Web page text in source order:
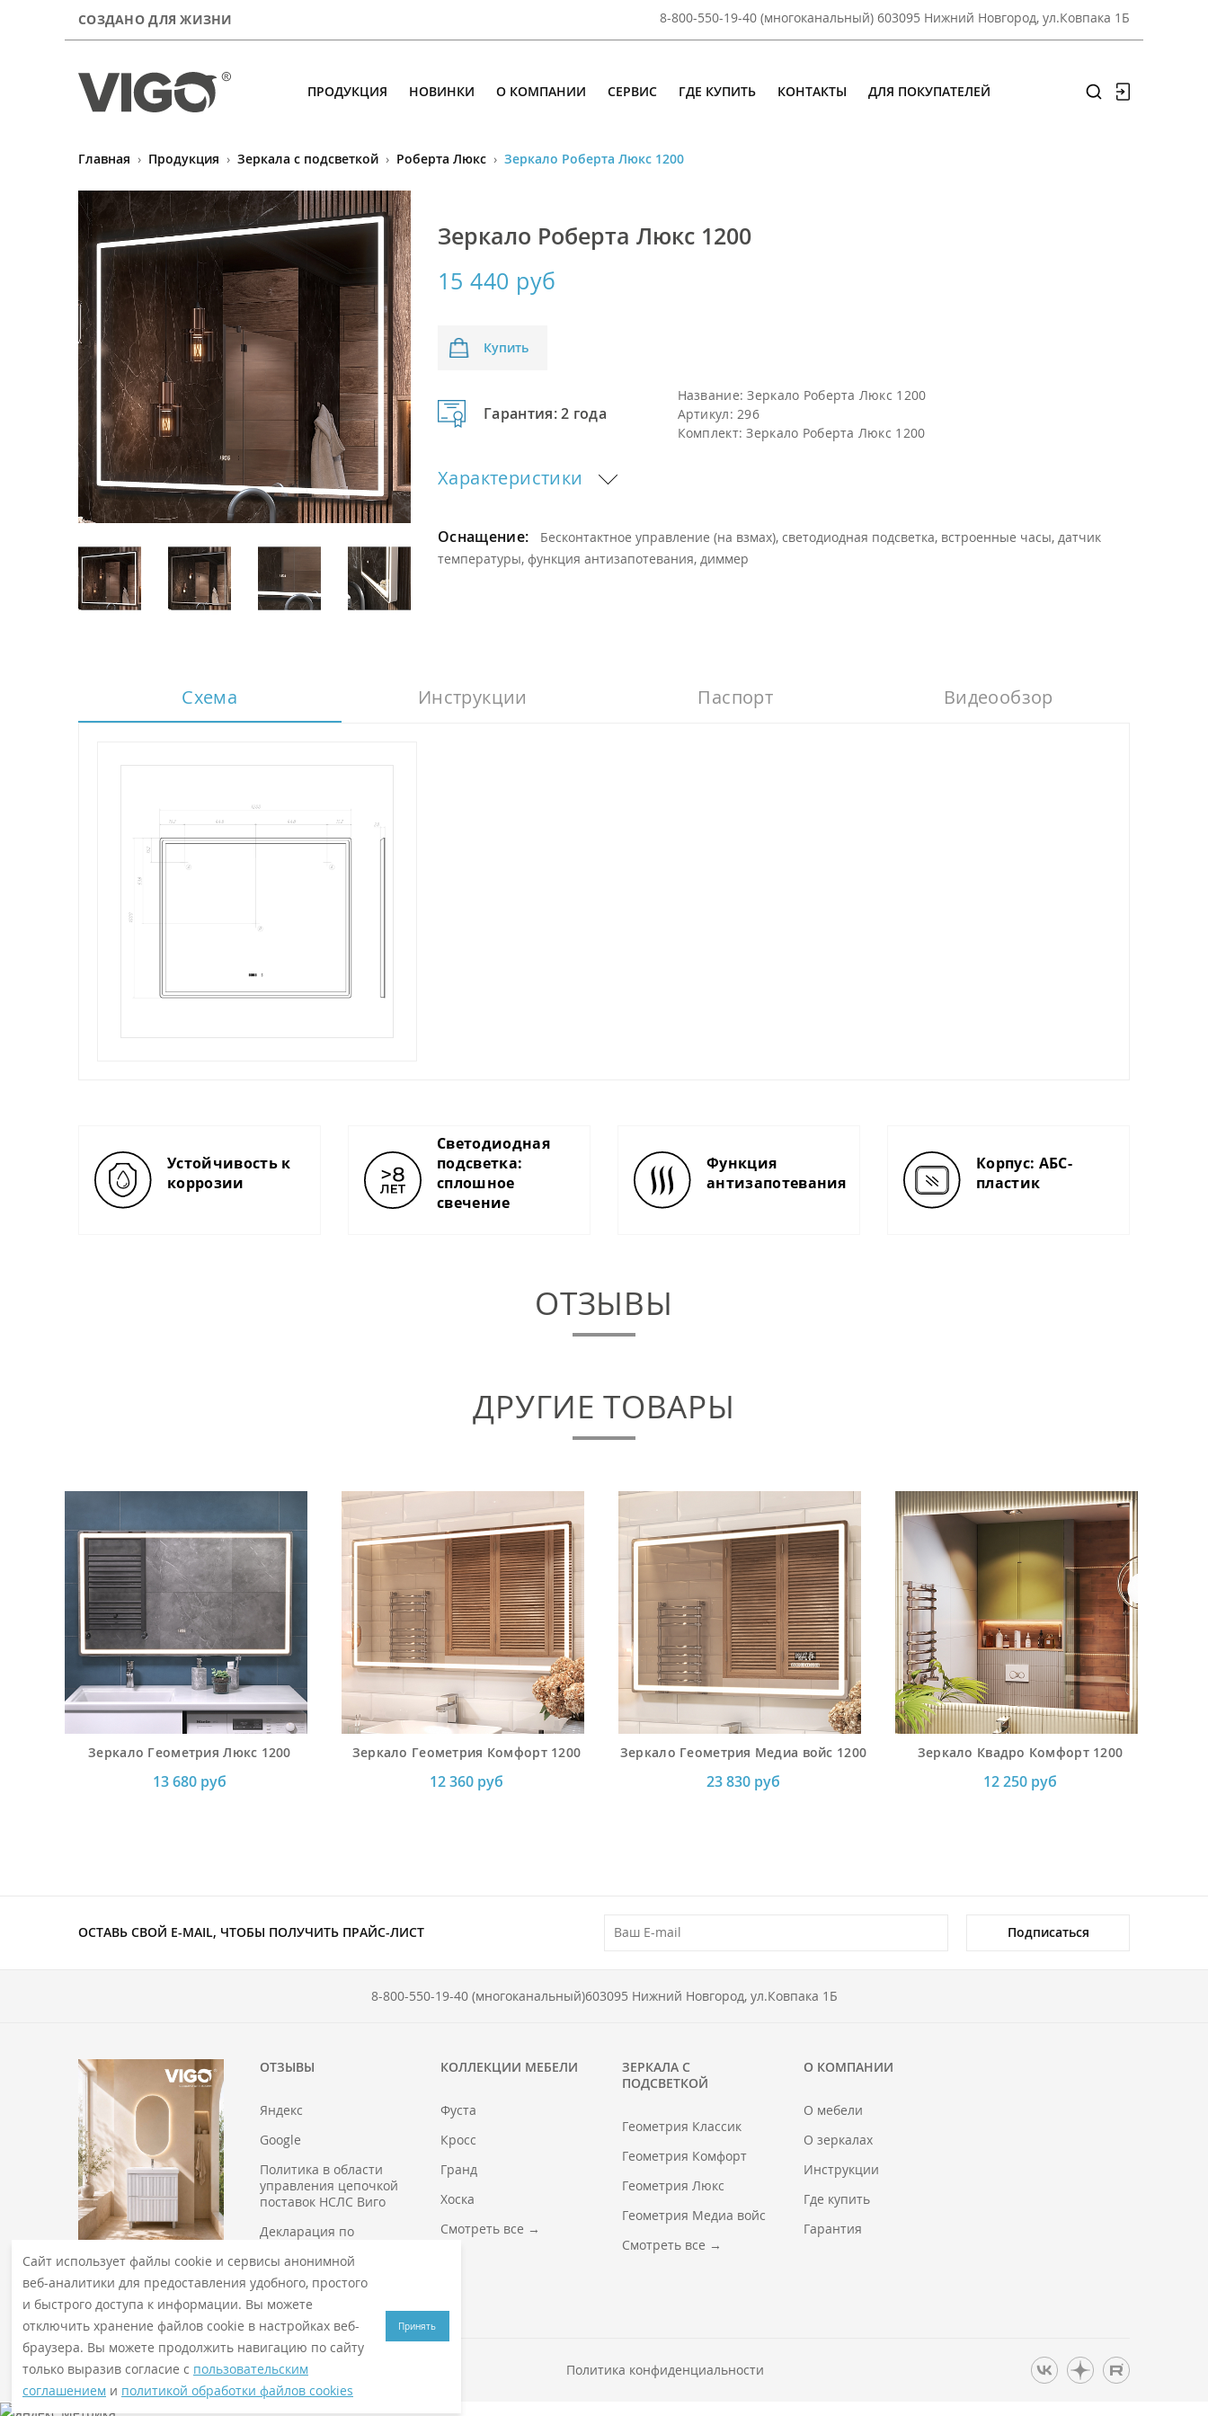
СОЗДАНО ДЛЯ ЖИЗНИ 8-800-550-19-40 (многоканальный) 603095 Нижний Новгород, ул.Ковпака 1Б
ПРОДУКЦИЯ НОВИНКИ О КОМПАНИИ СЕРВИС ГДЕ КУПИТЬ КОНТАКТЫ ДЛЯ ПОКУПАТЕЛЕЙ
Продукция
О компании
Где купить
Для покупателей
Главная › Продукция › Зеркала с подсветкой › Роберта Люкс › Зеркало Роберта Люкс 1200
Зеркало Роберта Люкс 1200
15 440 руб
Купить
Гарантия: 2 года
Название: Зеркало Роберта Люкс 1200
Артикул: 296
Комплект: Зеркало Роберта Люкс 1200
Характеристики
Оснащение:
Бесконтактное управление (на взмах), светодиодная подсветка, встроенные часы, датчик
температуры, функция антизапотевания, диммер
Схема Инструкции Паспорт Видеообзор
Устойчивость к
коррозии
Светодиодная
подсветка:
сплошное
свечение
Функция
антизапотевания
Корпус: АБС-
пластик
ОТЗЫВЫ
ДРУГИЕ ТОВАРЫ
Зеркало Геометрия Люкс 1200
13 680 руб
Зеркало Геометрия Комфорт 1200
12 360 руб
Зеркало Геометрия Медиа войс 1200
23 830 руб
Зеркало Квадро Комфорт 1200
12 250 руб
ОСТАВЬ СВОЙ E-MAIL, ЧТОБЫ ПОЛУЧИТЬ ПРАЙС-ЛИСТ Подписаться
8-800-550-19-40 (многоканальный)603095 Нижний Новгород, ул.Ковпака 1Б
КАТАЛОГ 2026
ОТЗЫВЫ
Яндекс
Google
Политика в области
управления цепочкой
поставок НСЛС Виго
Декларация по
требованиям системы
"Лесной эталон"
КОЛЛЕКЦИИ МЕБЕЛИ
Фуста
Кросс
Гранд
Хоска
Смотреть все →
ЗЕРКАЛА С
ПОДСВЕТКОЙ
Геометрия Классик
Геометрия Комфорт
Геометрия Люкс
Геометрия Медиа войс
Смотреть все →
О КОМПАНИИ
О мебели
О зеркалах
Инструкции
Где купить
Гарантия
© 2026 VIGO. Все права защищены Политика конфиденциальности
Принять
Сайт использует файлы cookie и сервисы анонимной
веб-аналитики для предоставления удобного, простого
и быстрого доступа к информации. Вы можете
отключить хранение файлов cookie в настройках веб-
браузера. Вы можете продолжить навигацию по сайту
только выразив согласие с пользовательским
соглашением и политикой обработки файлов cookies